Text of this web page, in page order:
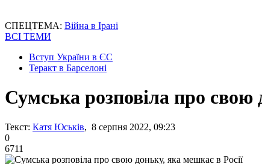
СПЕЦТЕМА: Війна в Ірані
ВСІ ТЕМИ
Вступ України в ЄС
Теракт в Барселоні
Сумська розповіла про свою
Текст: Катя Юськів, 8 серпня 2022, 09:23
0
6711